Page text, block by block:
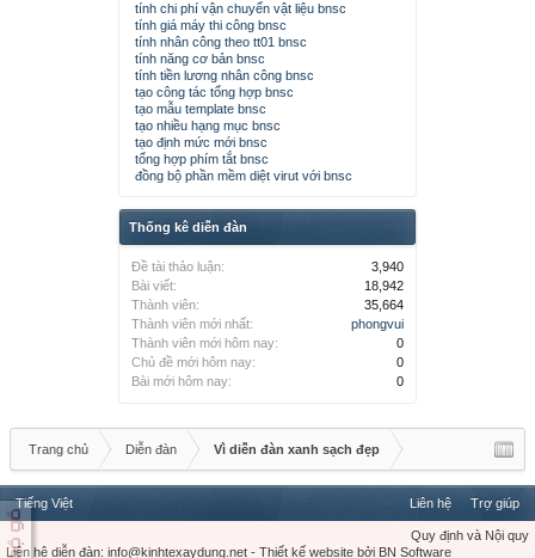
tính chi phí vận chuyển vật liệu bnsc
tính giá máy thi công bnsc
tính nhân công theo tt01 bnsc
tính năng cơ bản bnsc
tính tiền lương nhân công bnsc
tạo công tác tổng hợp bnsc
tạo mẫu template bnsc
tạo nhiều hạng mục bnsc
tạo định mức mới bnsc
tổng hợp phím tắt bnsc
đồng bộ phần mềm diệt virut với bnsc
Thống kê diễn đàn
Đề tài thảo luận:
3,940
Bài viết:
18,942
Thành viên:
35,664
Thành viên mới nhất:
phongvui
Thành viên mới hôm nay:
0
Chủ đề mới hôm nay:
0
Bài mới hôm nay:
0
Trang chủ Diễn đàn Vì diễn đàn xanh sạch đẹp
Tiếng Việt Liên hệ Trợ giúp
Quy định và Nội quy
Liên hệ diễn đàn: info@kinhtexaydung.net - Thiết kế website bởi BN Software